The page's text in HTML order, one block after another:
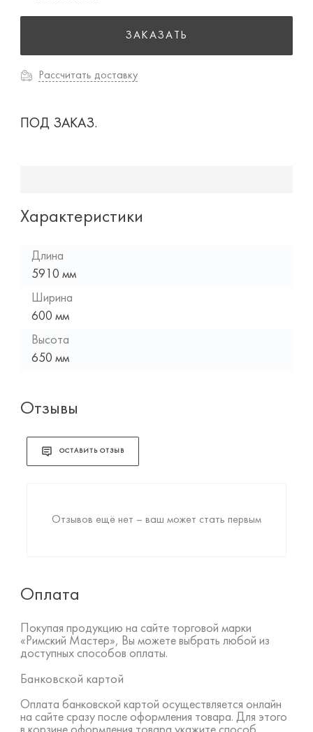
ЗАКАЗАТЬ
Рассчитать доставку
ПОД ЗАКАЗ.
Характеристики
Длина
5910 мм
Ширина
600 мм
Высота
650 мм
Отзывы
ОСТАВИТЬ ОТЗЫВ
Отзывов ещё нет – ваш может стать первым
Оплата
Покупая продукцию на сайте торговой марки
«Римский Мастер», Вы можете выбрать любой из
доступных способов оплаты.
Банковской картой
Оплата банковской картой осуществляется онлайн
на сайте сразу после оформления товара. Для этого